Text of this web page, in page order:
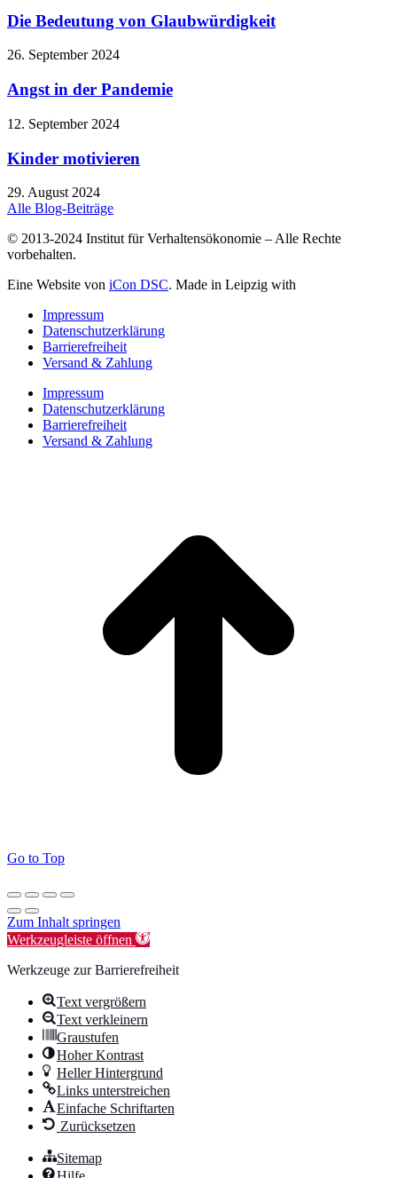
Die Bedeutung von Glaubwürdigkeit
26. September 2024
Angst in der Pandemie
12. September 2024
Kinder motivieren
29. August 2024
Alle Blog-Beiträge
© 2013-2024 Institut für Verhaltensökonomie – Alle Rechte
vorbehalten.
Eine Website von iCon DSC. Made in Leipzig with
Impressum
Datenschutzerklärung
Barrierefreiheit
Versand & Zahlung
Impressum
Datenschutzerklärung
Barrierefreiheit
Versand & Zahlung
Go to Top
Zum Inhalt springen
Werkzeugleiste öffnen
Werkzeuge zur Barrierefreiheit
Text vergrößern
Text verkleinern
Graustufen
Hoher Kontrast
Heller Hintergrund
Links unterstreichen
Einfache Schriftarten
Zurücksetzen
Sitemap